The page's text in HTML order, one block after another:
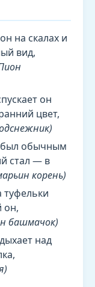
на скалах и
вид,
он
цвет,
был обычным
стал — в
корень)
туфельки
он,
башмачок)
над